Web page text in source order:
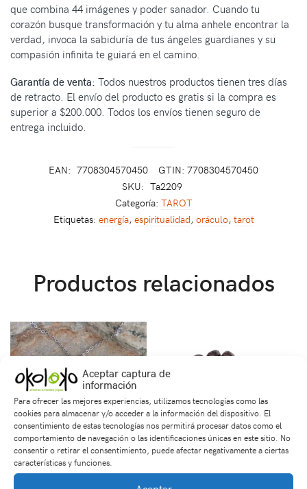
Aceptar captura de
información
Para ofrecer las mejores experiencias, utilizamos tecnologías como las
cookies para almacenar y/o acceder a la información del dispositivo. El
consentimiento de estas tecnologías nos permitirá procesar datos como el
comportamiento de navegación o las identificaciones únicas en este sitio. No
consentir o retirar el consentimiento, puede afectar negativamente a ciertas
características y funciones.
que combina 44 imágenes y poder sanador. Cuando tu
corazón busque transformación y tu alma anhele encontrar la
verdad, invoca la sabiduría de tus ángeles guardianes y su
compasión infinita te guiará en el camino.
Garantía de venta: Todos nuestros productos tienen tres días
de retracto. El envío del producto es gratis si la compra es
superior a $200.000. Todos los envíos tienen seguro de
entrega incluido.
EAN: 7708304570450
GTIN: 7708304570450
SKU: Ta2209
Categoría: TAROT
Etiquetas: energía, espiritualidad, oráculo, tarot
Productos relacionados
Dije en Piedra Ágata de
Unidad Granate